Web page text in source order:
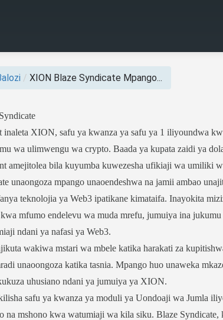
/ XION Blaze Syndicate Mpango...
inaleta XION, safu ya kwanza ya safu ya 1 iliyoundwa
wa ulimwengu wa crypto. Baada ya kupata zaidi ya
amejitolea bila kuyumba kuwezesha ufikiaji wa umiliki
unaongoza mpango unaoendeshwa na jamii ambao
teknolojia ya Web3 ipatikane kimataifa. Inayokita
mfumo endelevu wa muda mrefu, jumuiya ina
ndani ya nafasi ya Web3.
wakiwa mstari wa mbele katika harakati za
unaoongoza katika tasnia. Mpango huo unaweka
uhusiano ndani ya jumuiya ya XION.
safu ya kwanza ya moduli ya Uondoaji wa Jumla
na mshono kwa watumiaji wa kila siku. Blaze Syndicate,